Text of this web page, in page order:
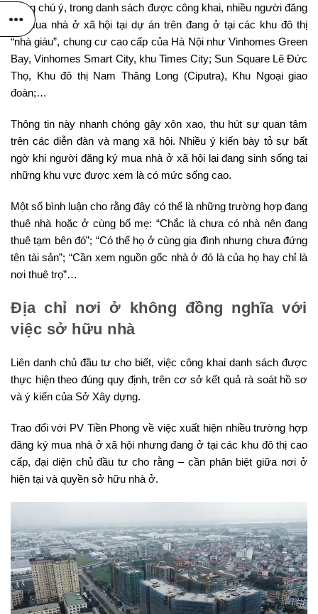
Đáng chú ý, trong danh sách được công khai, nhiều người đăng
ký mua nhà ở xã hội tại dự án trên đang ở tại các khu đô thị
“nhà giàu”, chung cư cao cấp của Hà Nội như Vinhomes Green
Bay, Vinhomes Smart City, khu Times City; Sun Square Lê Đức
Thọ, Khu đô thị Nam Thăng Long (Ciputra), Khu Ngoại giao
đoàn;…
Thông tin này nhanh chóng gây xôn xao, thu hút sự quan tâm
trên các diễn đàn và mạng xã hội. Nhiều ý kiến bày tỏ sự bất
ngờ khi người đăng ký mua nhà ở xã hội lại đang sinh sống tại
những khu vực được xem là có mức sống cao.
Một số bình luận cho rằng đây có thể là những trường hợp đang
thuê nhà hoặc ở cùng bố mẹ: “Chắc là chưa có nhà nên đang
thuê tạm bên đó”; “Có thể họ ở cùng gia đình nhưng chưa đứng
tên tài sản”; “Cần xem nguồn gốc nhà ở đó là của họ hay chỉ là
nơi thuê trọ”…
Địa chỉ nơi ở không đồng nghĩa với
việc sở hữu nhà
Liên danh chủ đầu tư cho biết, việc công khai danh sách được
thực hiện theo đúng quy định, trên cơ sở kết quả rà soát hồ sơ
và ý kiến của Sở Xây dựng.
Trao đổi với PV Tiền Phong về việc xuất hiện nhiều trường hợp
đăng ký mua nhà ở xã hội nhưng đang ở tại các khu đô thị cao
cấp, đại diện chủ đầu tư cho rằng – cần phân biệt giữa nơi ở
hiện tại và quyền sở hữu nhà ở.